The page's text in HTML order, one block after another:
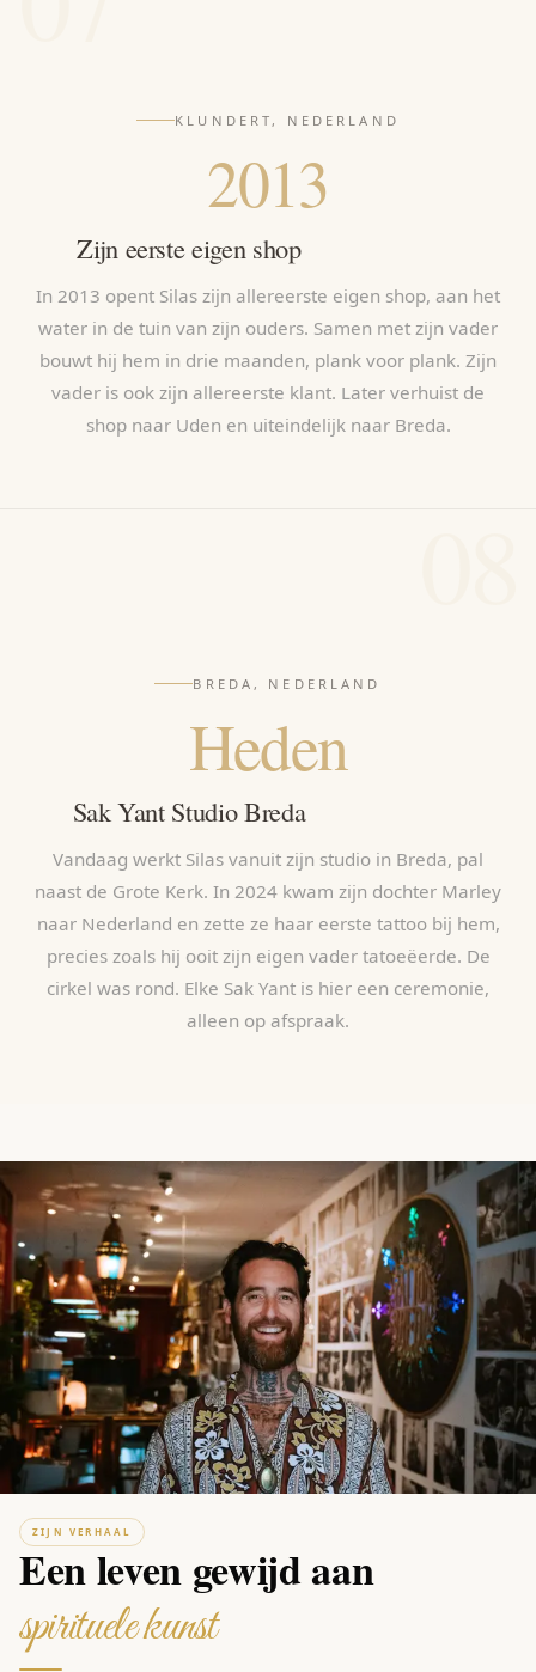
KLUNDERT, NEDERLAND
2013
Zijn eerste eigen shop
In 2013 opent Silas zijn allereerste eigen shop, aan het
water in de tuin van zijn ouders. Samen met zijn vader
bouwt hij hem in drie maanden, plank voor plank. Zijn
vader is ook zijn allereerste klant. Later verhuist de
shop naar Uden en uiteindelijk naar Breda.
BREDA, NEDERLAND
Heden
Sak Yant Studio Breda
Vandaag werkt Silas vanuit zijn studio in Breda, pal
naast de Grote Kerk. In 2024 kwam zijn dochter Marley
naar Nederland en zette ze haar eerste tattoo bij hem,
precies zoals hij ooit zijn eigen vader tatoeëerde. De
cirkel was rond. Elke Sak Yant is hier een ceremonie,
alleen op afspraak.
ZIJN VERHAAL
Een leven gewijd aan
spirituele kunst